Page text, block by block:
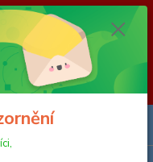
do 23. 8. 2026 nebude z
objednávek a bude omezen
Objednávky přijaté, nebo
v pátek 7. 8. 2026.
7. 8. 2026 do neděle 23. 8.
24. 8. 2026. Děkujeme za